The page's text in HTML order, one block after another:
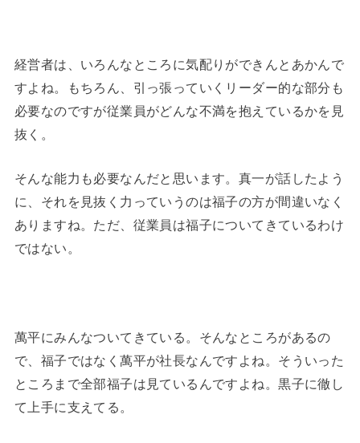
経営者は、いろんなところに気配りができんとあかんで
すよね。もちろん、引っ張っていくリーダー的な部分も
必要なのですが従業員がどんな不満を抱えているかを見
抜く。
そんな能力も必要なんだと思います。真一が話したよう
に、それを見抜く力っていうのは福子の方が間違いなく
ありますね。ただ、従業員は福子についてきているわけ
ではない。
萬平にみんなついてきている。そんなところがあるの
で、福子ではなく萬平が社長なんですよね。そういった
ところまで全部福子は見ているんですよね。黒子に徹し
て上手に支えてる。